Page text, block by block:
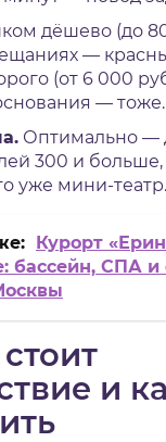
дёшево (до
—
(от 6 000
— тоже.
Оптимально —
300 и
уже мини-театр.
Курорт
бассейн, СПА и
и